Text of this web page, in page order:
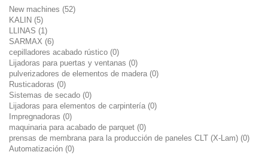
New machines (52)
KALIN (5)
LLINAS (1)
SARMAX (6)
cepilladores acabado rústico (0)
Lijadoras para puertas y ventanas (0)
pulverizadores de elementos de madera (0)
Rusticadoras (0)
Sistemas de secado (0)
Lijadoras para elementos de carpintería (0)
Impregnadoras (0)
maquinaria para acabado de parquet (0)
prensas de membrana para la producción de paneles CLT (X-Lam) (0)
Automatización (0)